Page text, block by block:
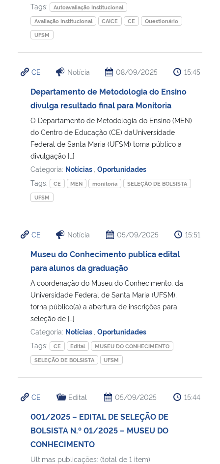
Tags:
Autoavaliação Institucional
Avaliação Institucional
CAICE CE
Questionário
UFSM
CE Notícia 08/09/2025 15:45
Departamento de Metodologia do Ensino
divulga resultado final para Monitoria
O Departamento de Metodologia do Ensino (MEN)
do Centro de Educação (CE) daUniversidade
Federal de Santa Maria (UFSM) torna público a
divulgação […]
Categoria: Notícias Oportunidades
Tags:
CE MEN monitoria
SELEÇÃO DE BOLSISTA
UFSM
CE Notícia 05/09/2025 15:51
Museu do Conhecimento publica edital
para alunos da graduação
A coordenação do Museu do Conhecimento, da
Universidade Federal de Santa Maria (UFSM),
torna público(a) a abertura de inscrições para
seleção de […]
Categoria: Notícias Oportunidades
Tags:
CE Edital
MUSEU DO CONHECIMENTO
SELEÇÃO DE BOLSISTA
UFSM
CE Edital 05/09/2025 15:44
001/2025 – EDITAL DE SELEÇÃO DE
BOLSISTA N.º 01/2025 – MUSEU DO
CONHECIMENTO
Ultimas publicações: (total de 1 item)